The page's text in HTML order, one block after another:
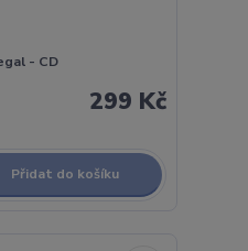
- CD
299 Kč
Přidat do košíku